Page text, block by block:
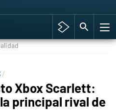
Warriors: La Era del Cataclismo
2077
Warriors
Xbox Scarlett:
principal rival de